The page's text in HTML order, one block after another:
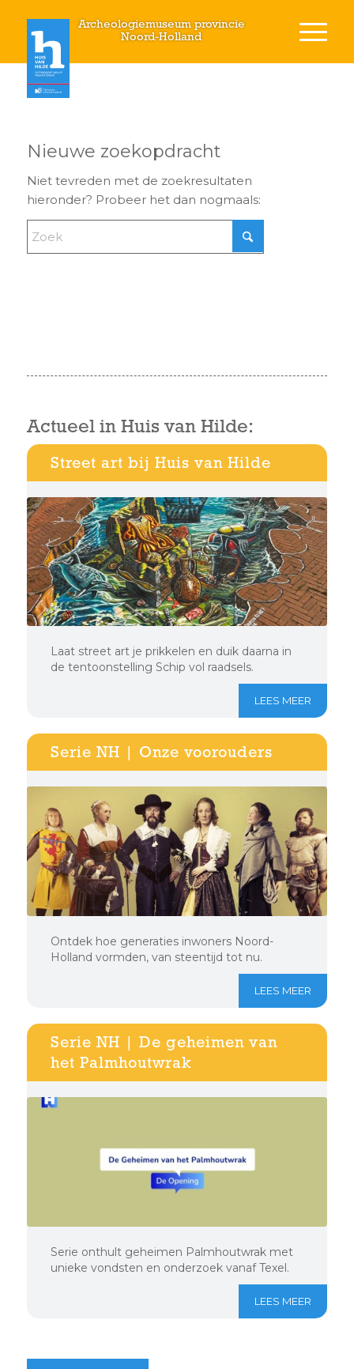
Archeologiemuseum provincie
Noord-Holland
Nieuwe zoekopdracht
Niet tevreden met de zoekresultaten
hieronder? Probeer het dan nogmaals:
Actueel in Huis van Hilde:
Street art bij Huis van Hilde
Laat street art je prikkelen en duik daarna in
de tentoonstelling Schip vol raadsels.
LEES MEER
Serie NH | Onze voorouders
Ontdek hoe generaties inwoners Noord-
Holland vormden, van steentijd tot nu.
LEES MEER
Serie NH | De geheimen van
het Palmhoutwrak
Serie onthult geheimen Palmhoutwrak met
unieke vondsten en onderzoek vanaf Texel.
LEES MEER